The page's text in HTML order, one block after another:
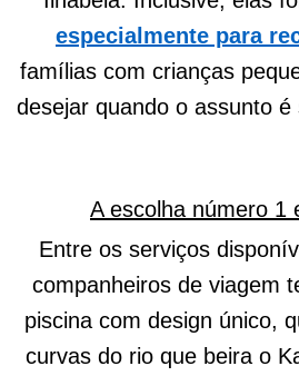
especialmente para
famílias com crianças
desejar quando o assunto
A escolha número 1
Entre os serviços
companheiros de viagem
piscina com design único,
curvas do rio que beira o